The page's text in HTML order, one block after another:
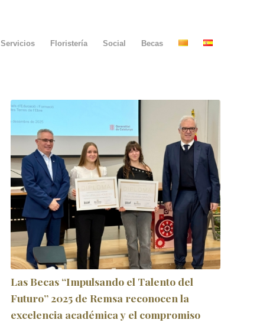
Servicios Floristería Social Becas
Las Becas “Impulsando el Talento del
Futuro” 2025 de Remsa reconocen la
excelencia académica y el compromiso